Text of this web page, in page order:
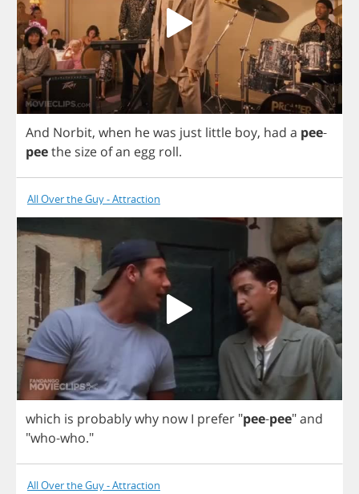
And Norbit, when hewas just little boy, had a pee-
peethe size ofan egg roll.
All Over the Guy - Attraction
which is probablywhy now I prefer "pee-pee"and
"who-who."
All Over the Guy - Attraction